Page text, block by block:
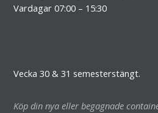
Vardagar 07:00 – 15:30
Vecka 30 & 31 semesterstängt.
Köp din nya eller begagnade